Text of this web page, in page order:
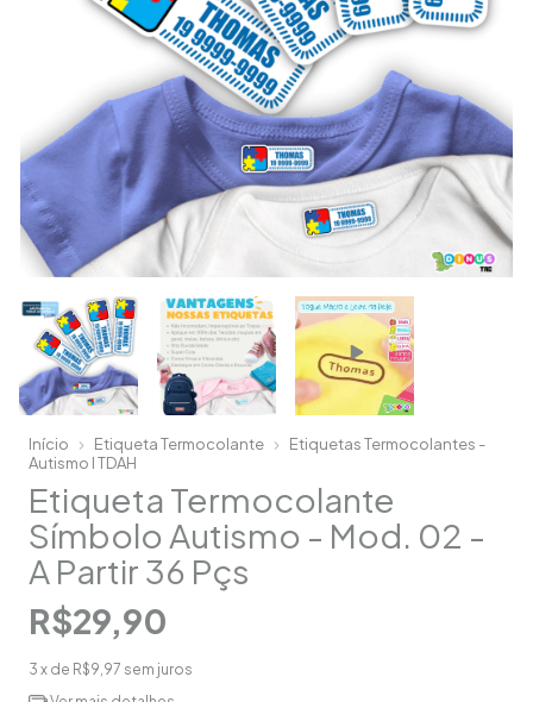
Início Etiqueta Termocolante
Etiquetas Termocolantes -
Autismo I TDAH
Etiqueta Termocolante
Símbolo Autismo - Mod. 02 -
A Partir 36 Pçs
R$29,90
3 x de R$9,97 sem juros